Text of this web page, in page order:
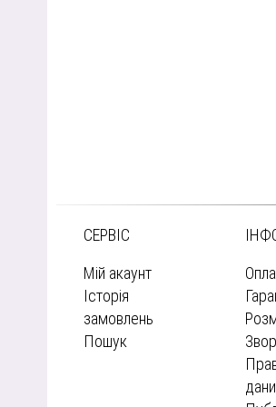
СЕРВІС
Мій акаунт
Історія
замовлень
Пошук